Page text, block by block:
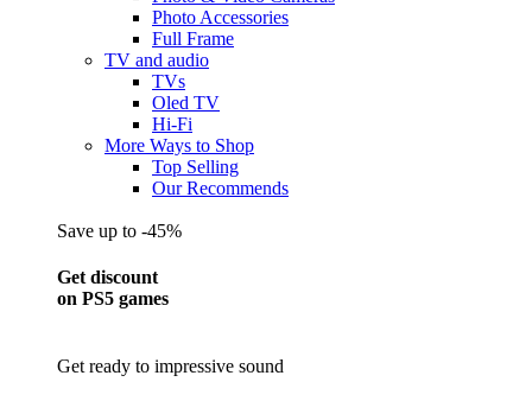
Photo Accessories
Full Frame
TV and audio
TVs
Oled TV
Hi-Fi
More Ways to Shop
Top Selling
Our Recommends
Save up to -45%
Get discount
on PS5 games
Get ready to impressive sound